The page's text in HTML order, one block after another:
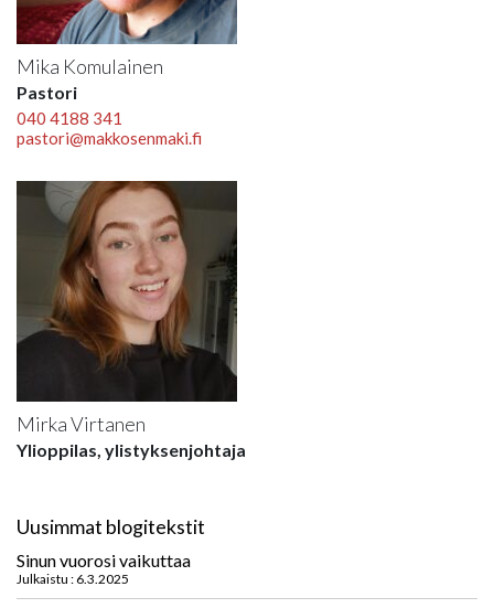
Mika Komulainen
Pastori
040 4188 341
pastori@makkosenmaki.fi
Mirka Virtanen
Ylioppilas, ylistyksenjohtaja
Uusimmat blogitekstit
Sinun vuorosi vaikuttaa
Julkaistu : 6.3.2025